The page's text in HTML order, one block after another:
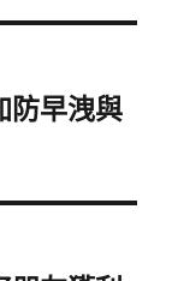
防早洩與